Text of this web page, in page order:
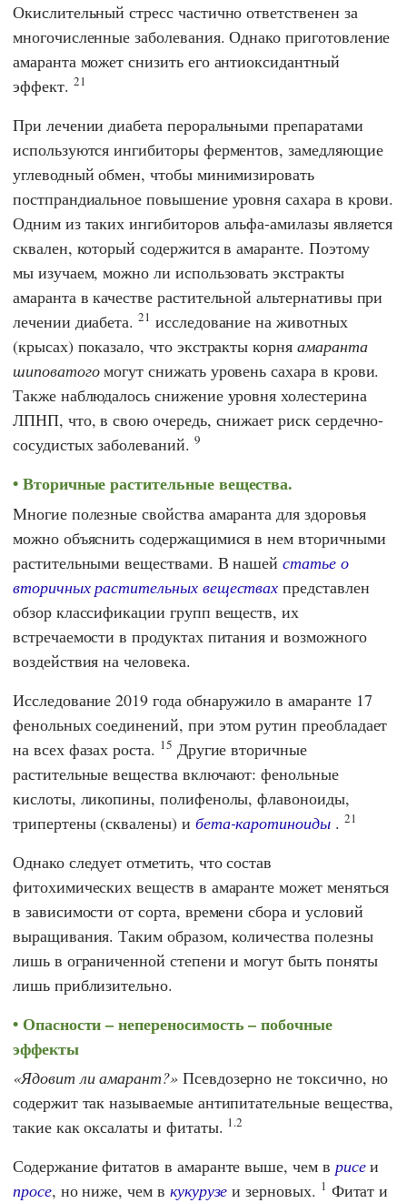
Окислительный стресс частично ответственен за
многочисленные заболевания. Однако приготовление
амаранта может снизить его антиоксидантный
эффект. 21
При лечении диабета пероральными препаратами
используются ингибиторы ферментов, замедляющие
углеводный обмен, чтобы минимизировать
постпрандиальное повышение уровня сахара в крови.
Одним из таких ингибиторов альфа-амилазы является
сквален, который содержится в амаранте. Поэтому
мы изучаем, можно ли использовать экстракты
амаранта в качестве растительной альтернативы при
лечении диабета.21 исследование на животных
(крысах) показало, что экстракты корня амаранта
шиповатогомогут снижать уровень сахара в крови.
Также наблюдалось снижение уровня холестерина
ЛПНП, что, в свою очередь, снижает риск сердечно-
сосудистых заболеваний. 9
Вторичные растительные вещества.
Многие полезные свойства амаранта для здоровья
можно объяснить содержащимися в нем вторичными
растительными веществами. В нашейстатье о
вторичных растительных веществах представлен
обзор классификации групп веществ, их
встречаемости в продуктах питания и возможного
воздействия на человека.
Исследование 2019 года обнаружило в амаранте 17
фенольных соединений, при этом рутин преобладает
на всех фазах роста. 15 Другие вторичные
растительные вещества включают: фенольные
кислоты, ликопины, полифенолы, флавоноиды,
трипертены (сквалены) и бета-каротиноиды. 21
Однако следует отметить, что состав
фитохимических веществ в амаранте может меняться
в зависимости от сорта, времени сбора и условий
выращивания. Таким образом, количества полезны
лишь в ограниченной степени и могут быть поняты
лишь приблизительно.
Опасности – непереносимость – побочные
эффекты
Ядовит ли амарант? Псевдозерно не токсично, но
содержит так называемые антипитательные вещества,
такие как оксалаты и фитаты. 1.2
Содержание фитатов в амаранте выше, чем в рисеи
просе, но ниже, чем в кукурузе и зерновых. 1 Фитат и